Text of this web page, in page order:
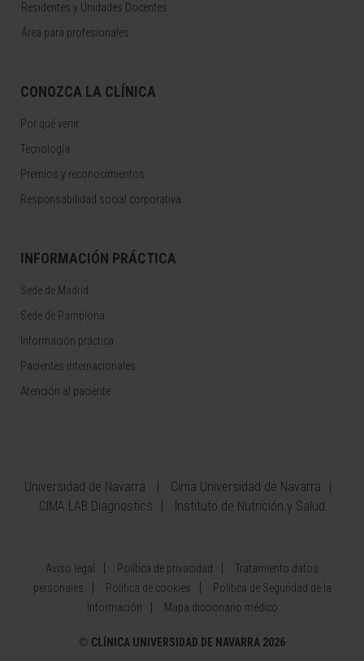
Residentes y Unidades Docentes
Área para profesionales
CONOZCA LA CLÍNICA
Por qué venir
Tecnología
Premios y reconocimientos
Responsabilidad social corporativa
INFORMACIÓN PRÁCTICA
Sede de Madrid
Sede de Pamplona
Información práctica
Pacientes internacionales
Atención al paciente
Universidad de Navarra
Cima Universidad de Navarra
CIMA LAB Diagnostics
Instituto de Nutrición y Salud
Aviso legal Política de privacidad
Tratamiento datos
personales
Política de cookies
Política de Seguridad de la
Información
Mapa diccionario médico
© CLÍNICA UNIVERSIDAD DE NAVARRA 2026